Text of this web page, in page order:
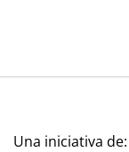
Una iniciativa de: